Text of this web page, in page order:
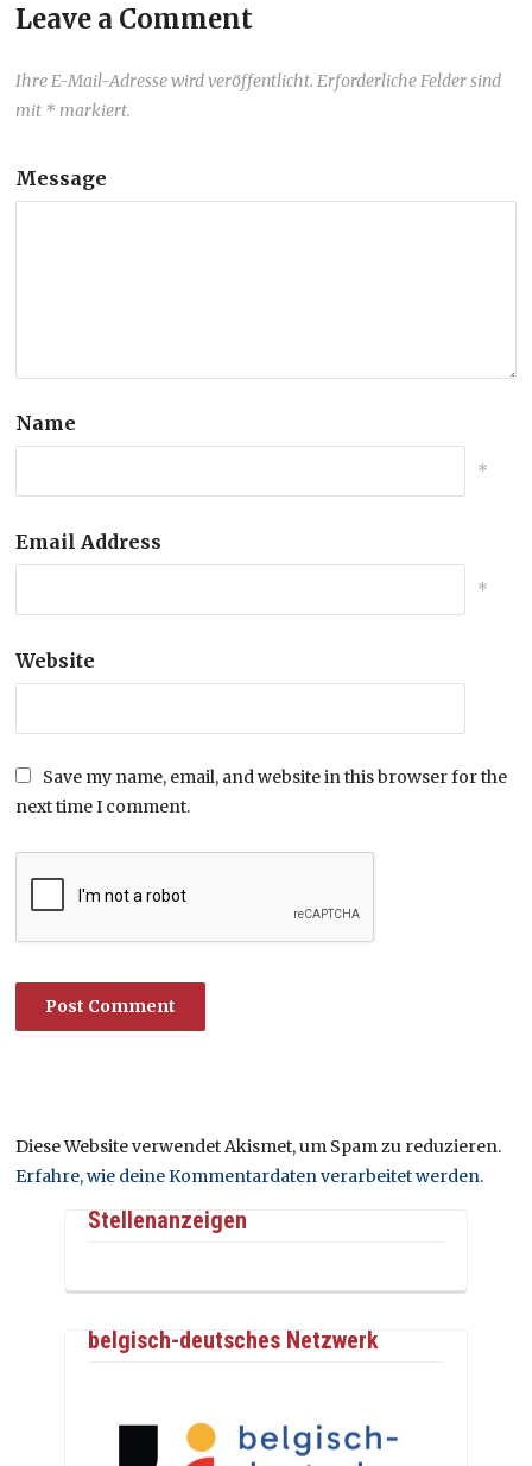
Leave a Comment
Ihre E-Mail-Adresse wird veröffentlicht. Erforderliche Felder sind
mit * markiert.
Message
Name
*
Email Address
*
Website
Save my name, email, and website in this browser for the
next time I comment.
Diese Website verwendet Akismet, um Spam zu reduzieren.
Erfahre, wie deine Kommentardaten verarbeitet werden.
Stellenanzeigen
belgisch-deutsches Netzwerk